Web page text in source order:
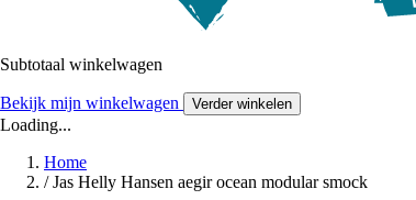
Subtotaal winkelwagen
Bekijk mijn winkelwagen Verder winkelen
Loading...
Home
/ Jas Helly Hansen aegir ocean modular smock